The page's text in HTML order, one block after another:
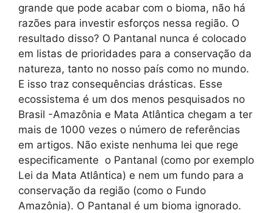
grande que pode acabar com o bioma, não há
razões para investir esforços nessa região. O
resultado disso? O Pantanal nunca é colocado
em listas de prioridades para a conservação da
natureza, tanto no nosso país como no mundo.
E isso traz consequências drásticas. Esse
ecossistema é um dos menos pesquisados no
Brasil -Amazônia e Mata Atlântica chegam a ter
mais de 1000 vezes o número de referências
em artigos. Não existe nenhuma lei que rege
especificamente o Pantanal (como por exemplo
Lei da Mata Atlântica) e nem um fundo para a
conservação da região (como o Fundo
Amazônia). O Pantanal é um bioma ignorado.